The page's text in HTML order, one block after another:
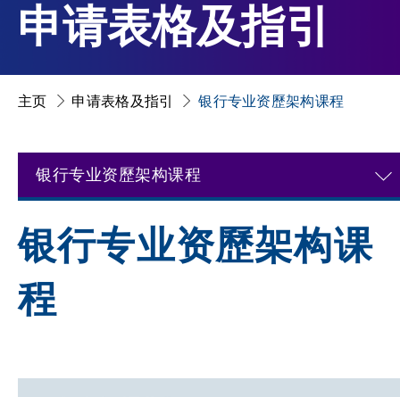
申请表格及指引
主页 申请表格及指引 银行专业资歷架构课程
银行专业资歷架构课程
银行专业资歷架构课
程